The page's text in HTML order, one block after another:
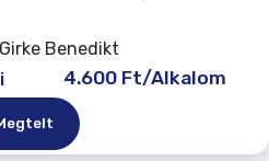
Benedikt
4.600 Ft/Alkalom